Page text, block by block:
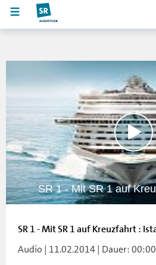
SR 1 - Mit SR 1 auf
SR 1 - Mit SR 1 auf Kreuzfahrt :
Audio | 11.02.2014 | Dauer: